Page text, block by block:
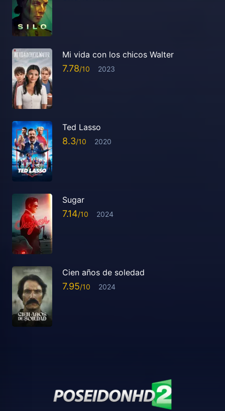
Mi vida con los chicos Walter
7.78 2023
Ted Lasso
8.3 2020
Sugar
7.14 2024
Cien años de soledad
7.95 2024